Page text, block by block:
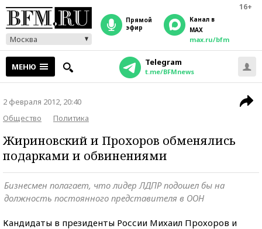
16+
Москва
прямой
эфир
Канал в
MAX
max.ru/bfm
МЕНЮ Telegram
t.me/BFMnews
2 февраля 2012, 20:40
Общество
Политика
Жириновский и Прохоров обменялись
подарками и обвинениями
Бизнесмен полагает, что лидер ЛДПР подошел бы на
должность постоянного представителя в ООН
Кандидаты в президенты России Михаил Прохоров и